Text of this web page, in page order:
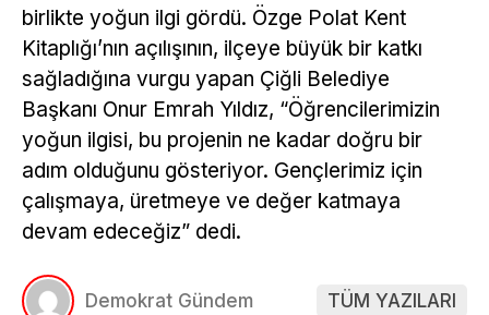
birlikte yoğun ilgi gördü. Özge Polat Kent
Kitaplığı’nın açılışının, ilçeye büyük bir katkı
sağladığına vurgu yapan Çiğli Belediye
Başkanı Onur Emrah Yıldız, “Öğrencilerimizin
yoğun ilgisi, bu projenin ne kadar doğru bir
adım olduğunu gösteriyor. Gençlerimiz için
çalışmaya, üretmeye ve değer katmaya
devam edeceğiz” dedi.
Demokrat Gündem TÜM YAZILARI